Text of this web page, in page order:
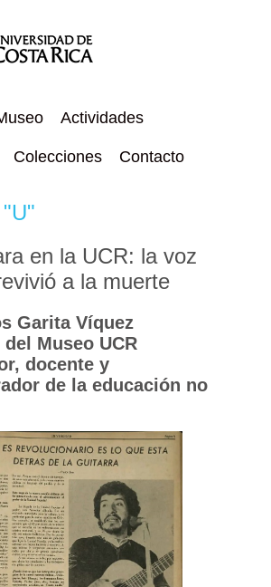
Actividades
Colecciones Contacto
en la UCR: la voz
a la muerte
Garita Víquez
Museo UCR
docente y
de la educación no